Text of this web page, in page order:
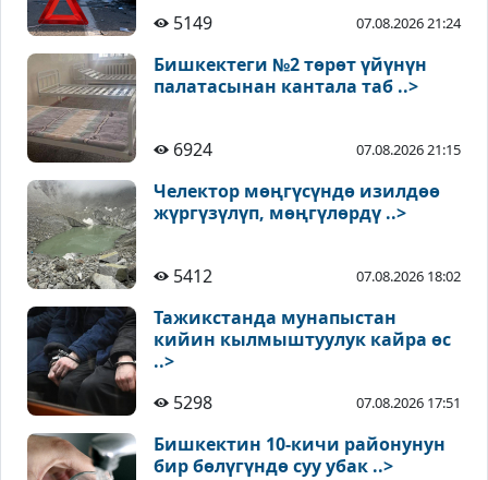
5149 07.08.2026 21:24
Бишкектеги №2 төрөт үйүнүн
палатасынан кантала таб ..>
6924 07.08.2026 21:15
Челектор мөңгүсүндө изилдөө
жүргүзүлүп, мөңгүлөрдү ..>
5412 07.08.2026 18:02
Тажикстанда мунапыстан
кийин кылмыштуулук кайра өс
..>
5298
07.08.2026 17:51
Бишкектин 10-кичи районунун
бир бөлүгүндө суу убак ..>